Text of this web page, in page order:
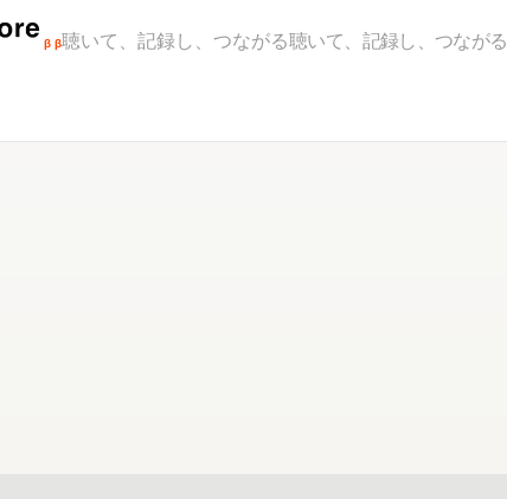
β β聴いて、記録し、つながる聴いて、記録し、つながる